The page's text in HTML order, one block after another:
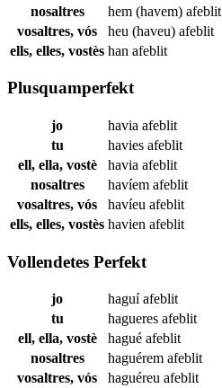
nosaltres
hem (havem) afeblit
vosaltres, vós
heu (haveu) afeblit
ells, elles, vostès han afeblit
Plusquamperfekt
jo havia afeblit
tu
havies afeblit
ell, ella, vostè
havia afeblit
nosaltres
havíem afeblit
vosaltres, vós
havíeu afeblit
ells, elles, vostès havien afeblit
Vollendetes Perfekt
jo haguíafeblit
tu
hagueres afeblit
ell, ella, vostè
hagué afeblit
nosaltres
haguérem afeblit
vosaltres, vós
haguéreu afeblit